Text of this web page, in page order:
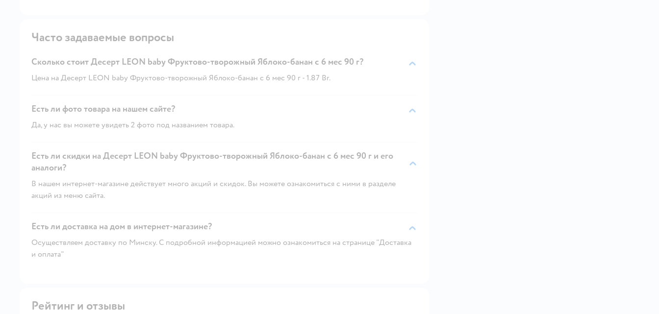
Часто задаваемые вопросы
Сколько стоит Десерт LEON baby Фруктово-творожный Яблоко-банан с 6 мес 90 г?
Цена на Десерт LEON baby Фруктово-творожный Яблоко-банан с 6 мес 90 г - 1.87 Br.
Есть ли фото товара на нашем сайте?
Да, у нас вы можете увидеть 2 фото под названием товара.
Есть ли скидки на Десерт LEON baby Фруктово-творожный Яблоко-банан с 6 мес 90 г и его
аналоги?
В нашем интернет-магазине действует много акций и скидок. Вы можете ознакомиться с ними в разделе
акций из меню сайта.
Есть ли доставка на дом в интернет-магазине?
Осуществляем доставку по Минску. С подробной информацией можно ознакомиться на странице "Доставка
и оплата"
Рейтинг и отзывы